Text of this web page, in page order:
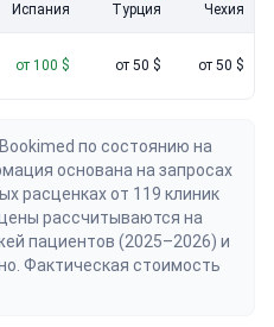
Испания Турция Чехия
от 100 $ от 50 $ от 50 $
по состоянию на
основана на запросах
расценках от 119 клиник
рассчитываются на
пациентов (2025–2026) и
Фактическая стоимость